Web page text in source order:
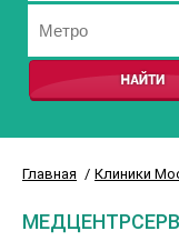
Главная Клиники